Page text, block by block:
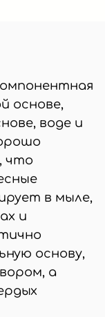
основе,
воде и
что
в мыле,
и
основу,
а